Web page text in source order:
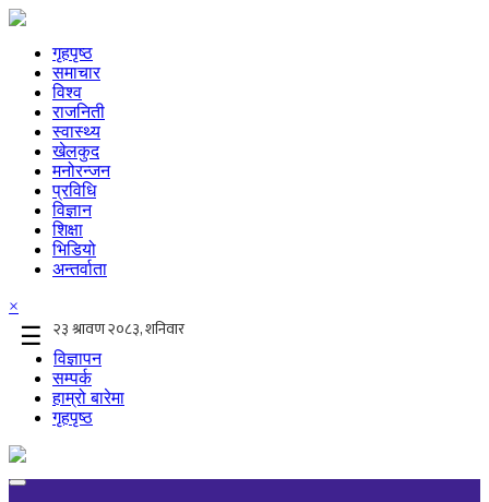
गृहपृष्ठ
समाचार
विश्व
राजनिती
स्वास्थ्य
खेलकुद
मनोरन्जन
प्रविधि
विज्ञान
शिक्षा
भिडियो
अन्तर्वाता
×
☰
विज्ञापन
सम्पर्क
हाम्रो बारेमा
गृहपृष्ठ